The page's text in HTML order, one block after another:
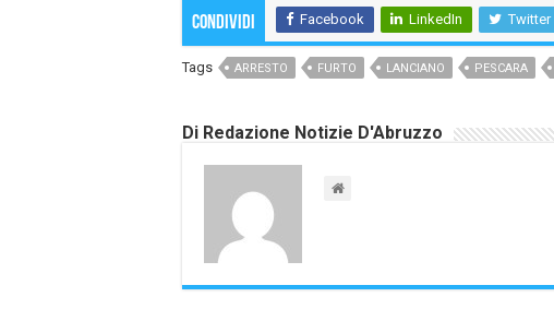
Condividi Facebook LinkedIn Twitter
Tags ARRESTO FURTO LANCIANO PESCARA
Di Redazione Notizie D'Abruzzo